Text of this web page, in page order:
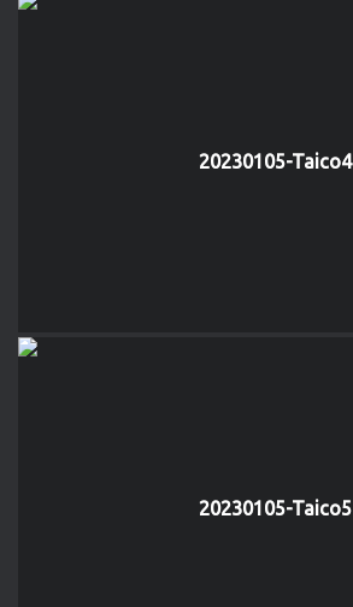
20230105-Taico4
20230105-Taico5